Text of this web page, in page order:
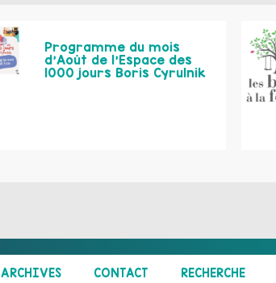
Programme du mois
d’Août de l’Espace des
1000 jours Boris Cyrulnik
ARCHIVES CONTACT RECHERCHE